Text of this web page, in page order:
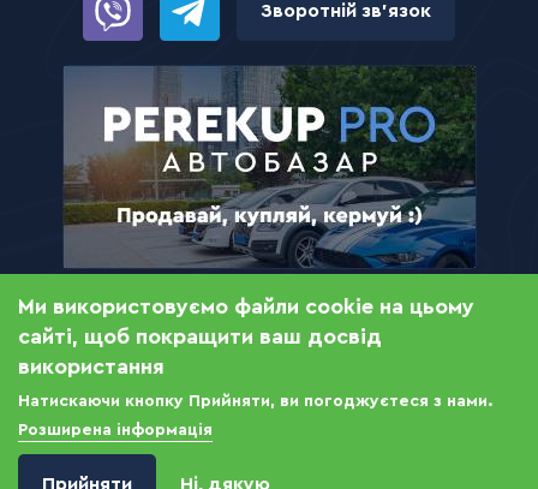
Даруємо 100 бонусних гривень за розміщення
Зворотній зв’язок
© 2021 ZEMLYA.PRO — сайт оголошень з продажу,
купівлі та оренди землі та нерухомості
ГЛЯНЕЦЬ: САЙТИ ОГОЛОШЕНЬ
Ми використовуємо файли cookie на цьому
сайті, щоб покращити ваш досвід
використання
Натискаючи кнопку Прийняти, ви погоджуєтеся з нами.
Розширена інформація
Ні, дякую
Прийняти